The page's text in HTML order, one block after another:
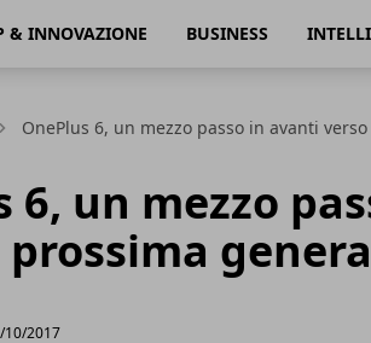
& INNOVAZIONE BUSINESS
OnePlus 6, un mezzo passo in avanti
6, un mezzo
10/2017